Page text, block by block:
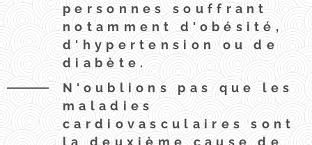
personnes souffrant
notamment d'obésité,
d'hypertension ou de
diabète.
N'oublions pas que les
maladies
cardiovasculaires sont
la deuxième cause de